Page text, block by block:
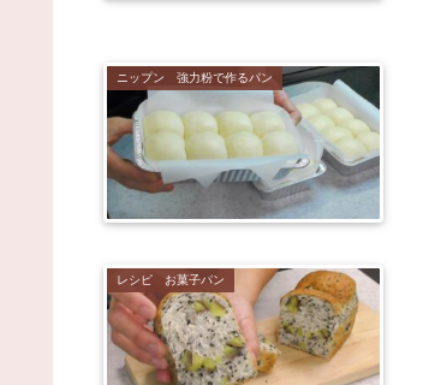
ニップン 強力粉で作るパン
レシピ お菓子パン